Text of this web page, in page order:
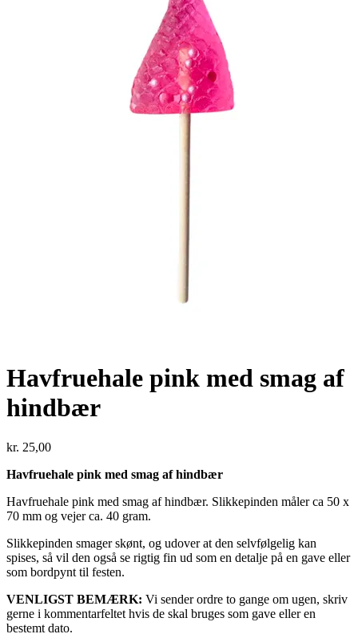
Havfruehale pink med smag af
hindbær
kr. 25,00
Havfruehale pink med smag af hindbær
Havfruehale pink med smag af hindbær. Slikkepinden måler ca 50 x
70 mm og vejer ca. 40 gram.
Slikkepinden smager skønt, og udover at den selvfølgelig kan
spises, så vil den også se rigtig fin ud som en detalje på en gave eller
som bordpynt til festen.
VENLIGST BEMÆRK: Vi sender ordre to gange om ugen, skriv
gerne i kommentarfeltet hvis de skal bruges som gave eller en
bestemt dato.